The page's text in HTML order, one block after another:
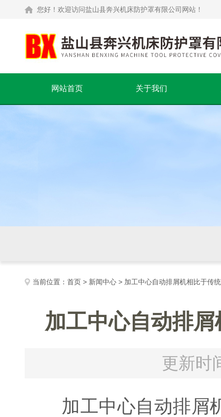
您好！欢迎访问盐山县奔兴机床防护罩有限公司网站！
网站首页 关于我们
当前位置： 首页 > 新闻中心 > 加工中心自动排屑机相比于传
加工中心自动排
更新时
加工中心自动排屑机